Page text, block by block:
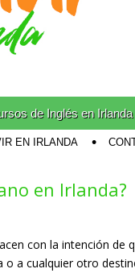
de Inglés en Irlanda
EN IRLANDA
en Irlanda?
con la intención de
a cualquier otro